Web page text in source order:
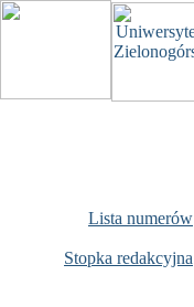
Lista numerów
Stopka redakcyjna